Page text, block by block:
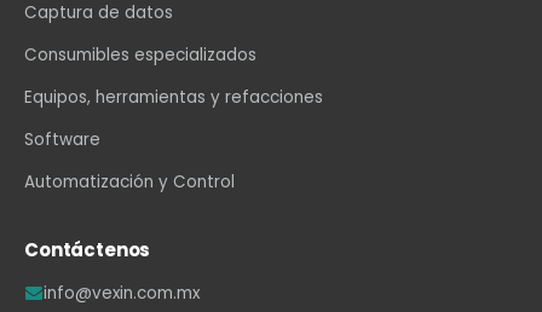
Captura de datos
Consumibles especializados
Equipos, herramientas y refacciones
Software
Automatización y Control
Contáctenos
info@vexin.com.mx